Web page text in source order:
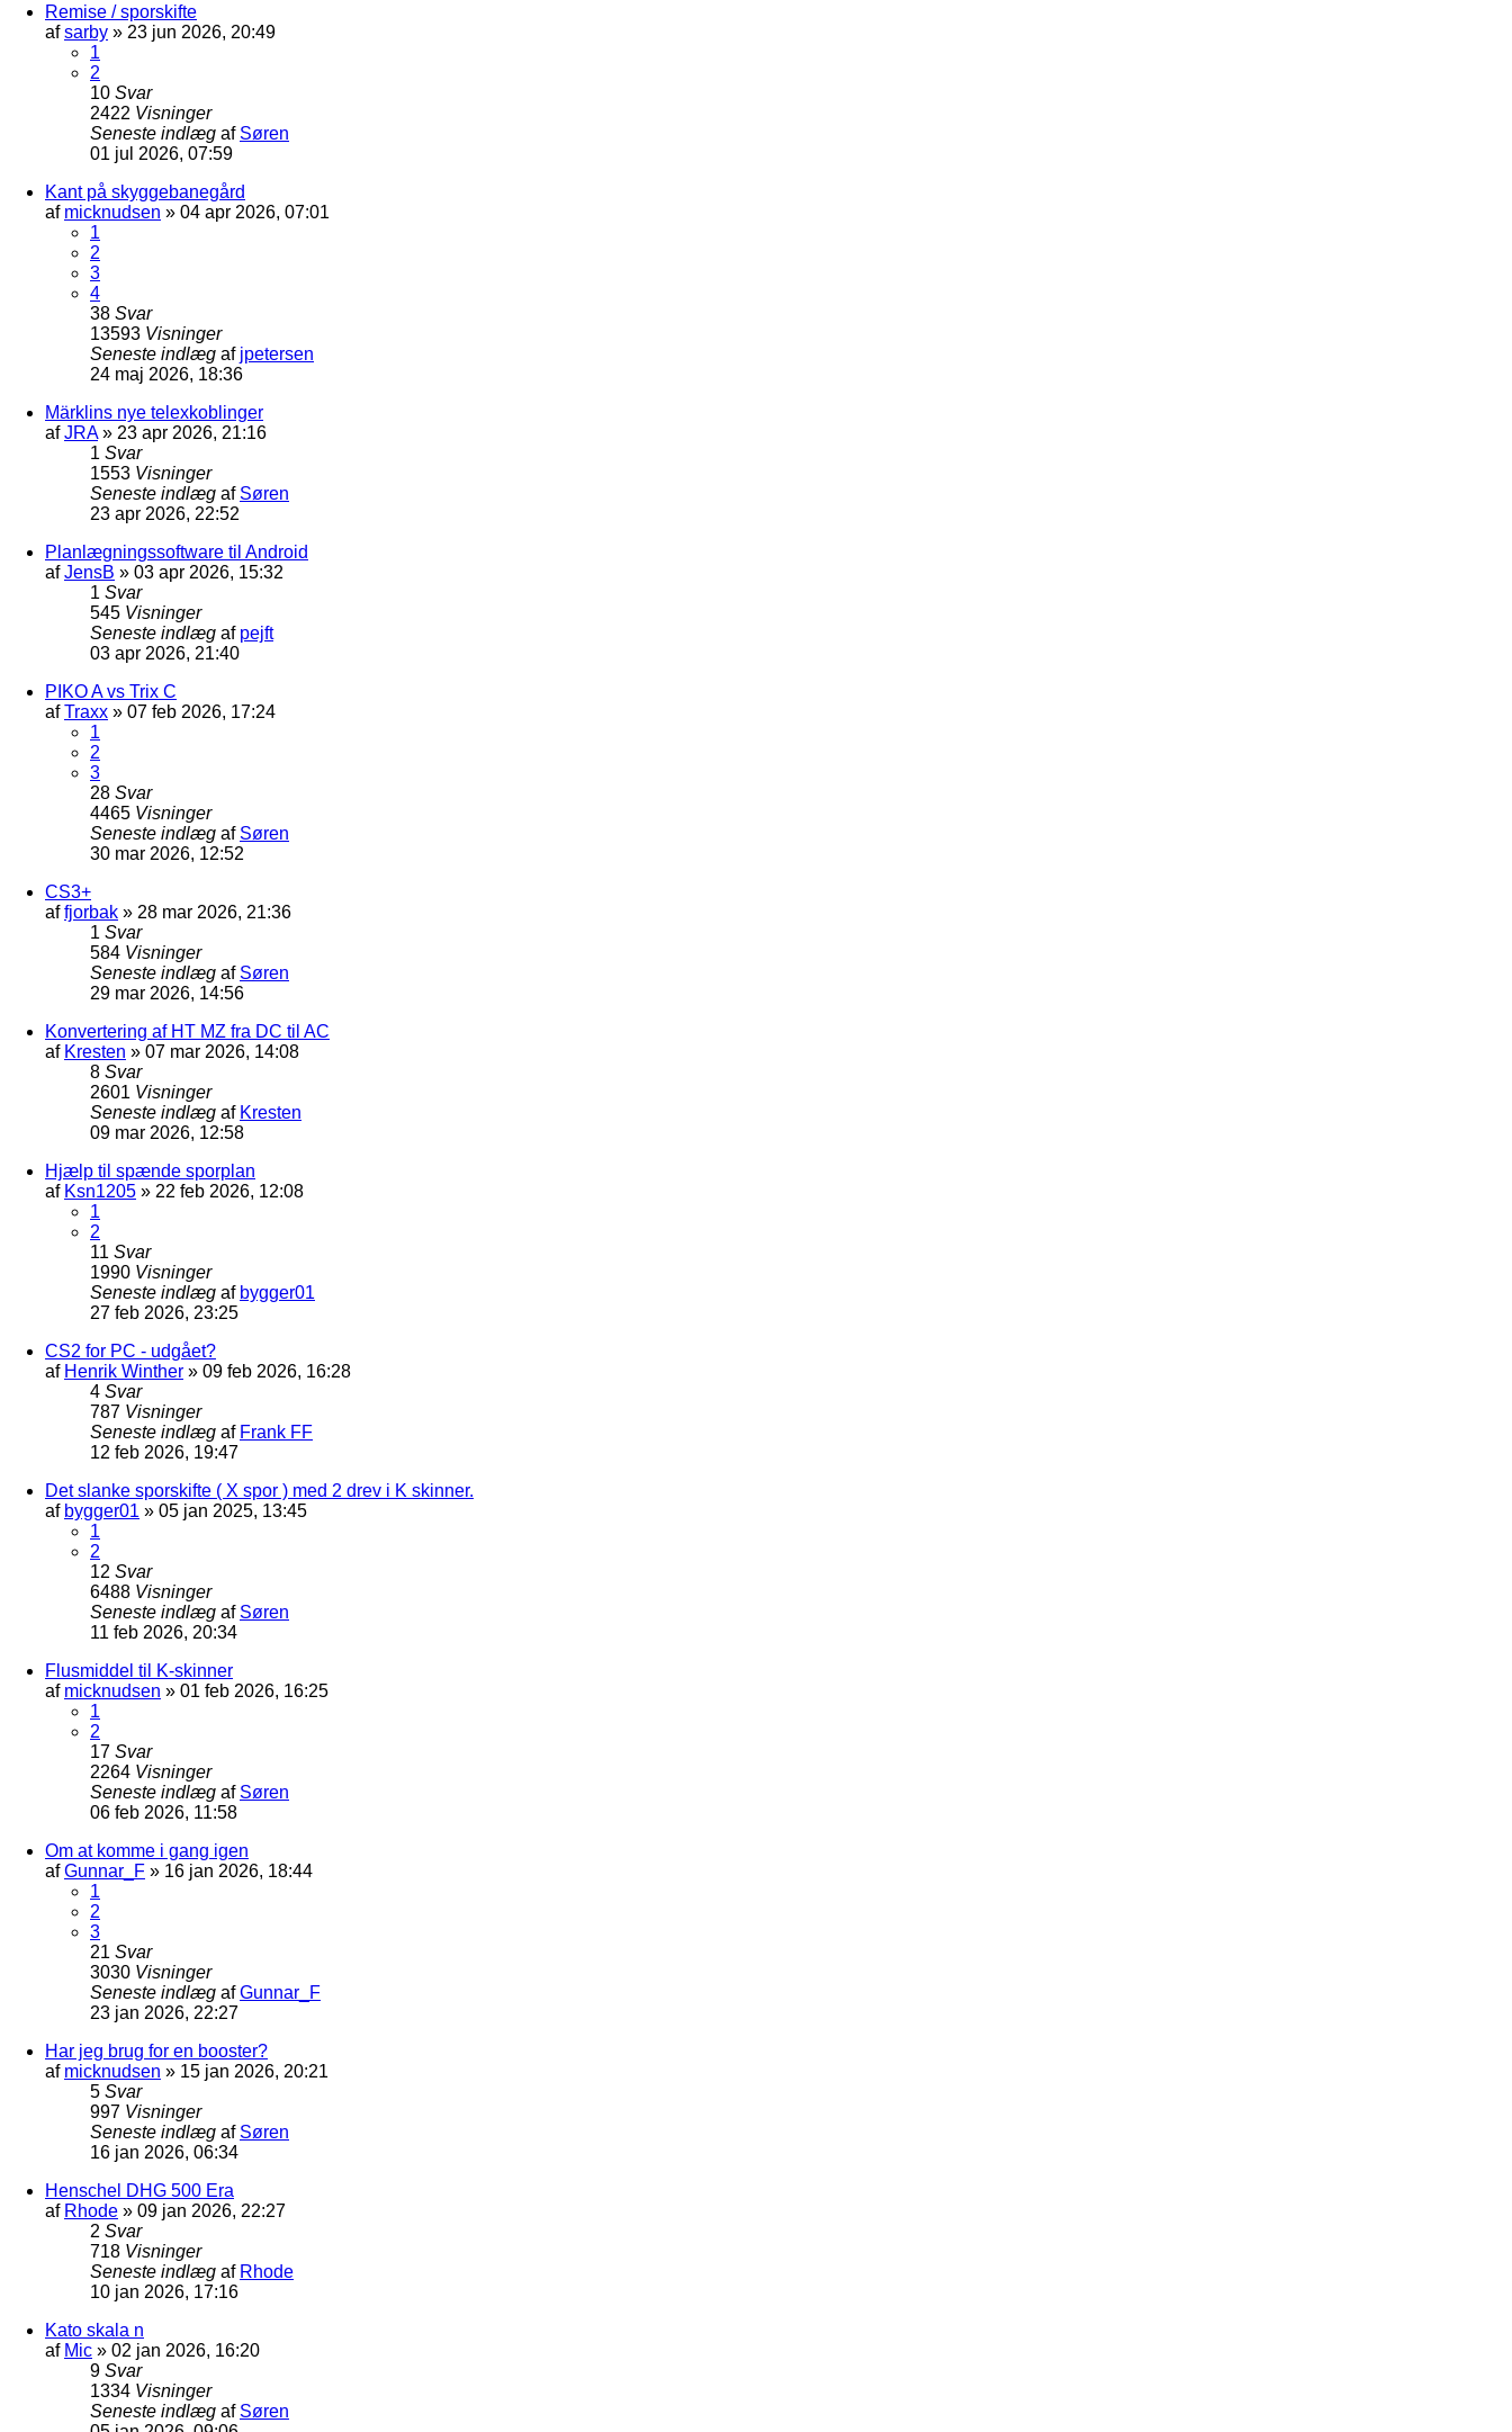
Remise / sporskifte
afsarby » 23 jun 2026, 20:49
1
2
10 Svar
2422 Visninger
Seneste indlæg af Søren
01 jul 2026, 07:59
Kant på skyggebanegård
af micknudsen » 04 apr 2026, 07:01
1
2
3
4
38 Svar
13593 Visninger
Seneste indlæg af jpetersen
24 maj 2026, 18:36
Märklins nye telexkoblinger
afJRA» 23 apr 2026, 21:16
1 Svar
1553 Visninger
Seneste indlæg af Søren
23 apr 2026, 22:52
Planlægningssoftware til Android
afJensB » 03 apr 2026, 15:32
1 Svar
545 Visninger
Seneste indlæg af pejft
03 apr 2026, 21:40
PIKO A vs Trix C
afTraxx » 07 feb 2026, 17:24
1
2
3
28 Svar
4465 Visninger
Seneste indlæg af Søren
30 mar 2026, 12:52
CS3+
affjorbak » 28 mar 2026, 21:36
1 Svar
584 Visninger
Seneste indlæg af Søren
29 mar 2026, 14:56
Konvertering af HT MZ fra DC til AC
af Kresten » 07 mar 2026, 14:08
8 Svar
2601 Visninger
Seneste indlæg af Kresten
09 mar 2026, 12:58
Hjælp til spænde sporplan
af Ksn1205 » 22 feb 2026, 12:08
1
2
11 Svar
1990 Visninger
Seneste indlæg af bygger01
27 feb 2026, 23:25
CS2 for PC - udgået?
af Henrik Winther » 09 feb 2026, 16:28
4 Svar
787 Visninger
Seneste indlæg af Frank FF
12 feb 2026, 19:47
Det slanke sporskifte ( X spor ) med 2 drev i K skinner.
af bygger01 » 05 jan 2025, 13:45
1
2
12 Svar
6488 Visninger
Seneste indlæg af Søren
11 feb 2026, 20:34
Flusmiddel til K-skinner
af micknudsen » 01 feb 2026, 16:25
1
2
17 Svar
2264 Visninger
Seneste indlæg af Søren
06 feb 2026, 11:58
Om at komme i gang igen
afGunnar_F » 16 jan 2026, 18:44
1
2
3
21 Svar
3030 Visninger
Seneste indlæg afGunnar_F
23 jan 2026, 22:27
Har jeg brug for en booster?
af micknudsen » 15 jan 2026, 20:21
5 Svar
997 Visninger
Seneste indlæg af Søren
16 jan 2026, 06:34
Henschel DHG 500 Era
af Rhode » 09 jan 2026, 22:27
2 Svar
718 Visninger
Seneste indlæg af Rhode
10 jan 2026, 17:16
Kato skala n
af Mic » 02 jan 2026, 16:20
9 Svar
1334 Visninger
Seneste indlæg af Søren